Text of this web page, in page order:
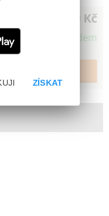
59 Kč
Skladem
ZÍSKAT